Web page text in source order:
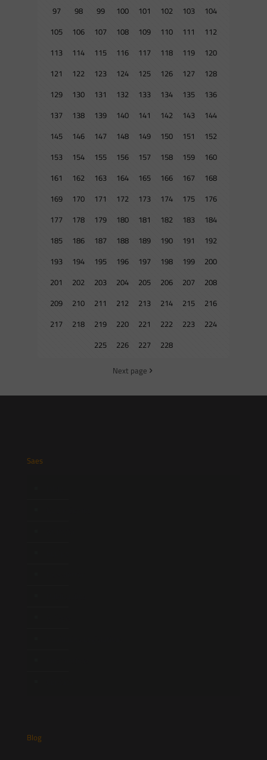
97
98 99 100 101 102 103
104
105
106 107 108 109 110 111
112
113
114 115 116 117 118 119
120
121
122 123 124 125 126 127
128
129
130 131 132 133 134 135
136
137
138 139 140 141 142 143
144
145
146 147 148 149 150 151
152
153
154 155 156 157 158 159
160
161
162 163 164 165 166 167
168
169
170 171 172 173 174 175
176
177
178 179 180 181 182 183
184
185
186 187 188 189 190 191
192
193
194 195 196 197 198 199
200
201
202 203 204 205 206 207
208
209
210 211 212 213 214 215
216
217
218 219 220 221 222 223
224
225
226 227 228
Next page
Saes
Blog